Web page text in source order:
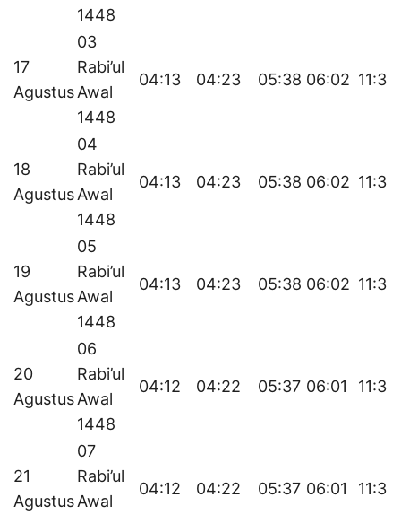
1448
17
Agustus
03
Rabi’ul
Awal
1448
04:13 04:23 05:38 06:02 11:39
18
Agustus
04
Rabi’ul
Awal
1448
04:13 04:23 05:38 06:02 11:39
19
Agustus
05
Rabi’ul
Awal
1448
04:13 04:23 05:38 06:02 11:38
20
Agustus
06
Rabi’ul
Awal
1448
04:12 04:22 05:37 06:01 11:38
21
Agustus
07
Rabi’ul
Awal
04:12 04:22 05:37 06:01 11:38